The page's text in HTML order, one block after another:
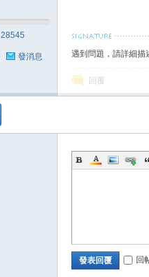
28545
發消息 遇到問題，請詳細描
回覆
發表回覆 回